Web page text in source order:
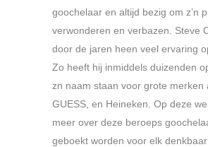
goochelaar en altijd bezig om z’n
verwonderen en verbazen. Steve
door de jaren heen veel ervaring
Zo heeft hij inmiddels duizenden
zn naam staan voor grote merken
GUESS, en Heineken. Op deze
meer over deze beroeps
geboekt worden voor elk